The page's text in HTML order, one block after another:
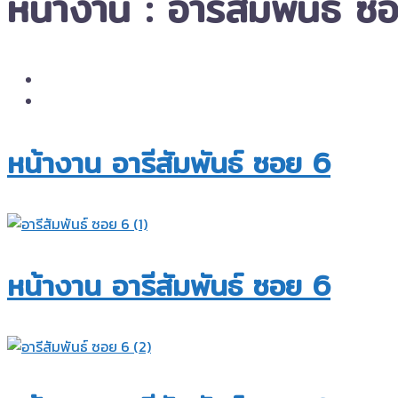
หน้างาน อารีสัมพันธ์ ซอย 6​
หน้างาน อารีสัมพันธ์ ซอย 6​